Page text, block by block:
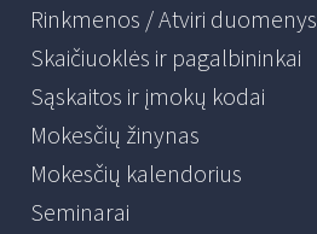
Rinkmenos / Atviri duomenys
Skaičiuoklės ir pagalbininkai
Sąskaitos ir įmokų kodai
Mokesčių žinynas
Mokesčių kalendorius
Seminarai